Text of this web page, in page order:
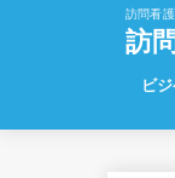
訪問看
訪
ビ